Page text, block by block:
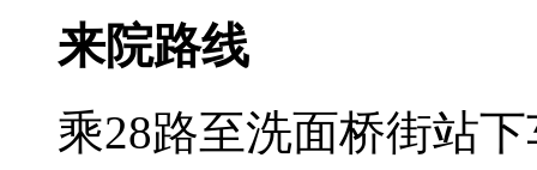
来院路线
乘28路至洗面桥街站